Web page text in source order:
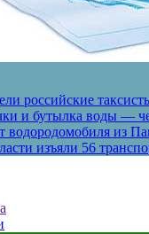
российские
и бутылка воды —
водородомобиля из
изъяли 56